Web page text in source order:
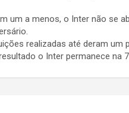
um a menos, o Inter não se
realizadas até deram um
o Inter permanece na